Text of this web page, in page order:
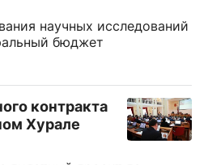
научных исследований
бюджет
контракта
Хурале